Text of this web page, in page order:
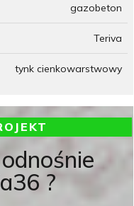
gazobeton
Teriva
tynk cienkowarstwowy
?